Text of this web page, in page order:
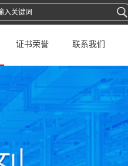
证书荣誉 联系我们